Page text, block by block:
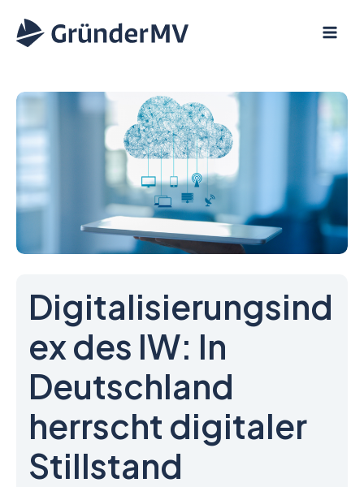
Inhalt
Digitalisierungsind
ex des IW: In
Deutschland
herrscht digitaler
Stillstand